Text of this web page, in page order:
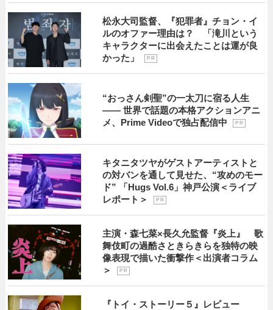
松永大司監督、『犯罪者』チョン・イ
ルのオファー理由は？ 「滝川という
キャラクターに出会えたことは運が良
かった」
P R
“おっさん剣聖”の一太刀に宿る人生
―― 世界で話題の本格アクションアニ
メ、Prime Videoで独占配信中
P R
キタニタツヤがゲストアーティストと
の対バンを通して見せた、“攻めのモー
ド” 「Hugs Vol.6」神戸公演＜ライブ
レポート＞
P R
主演・森七菜×長久允監督『炎上』 歌
舞伎町の過酷さときらきらを独特の映
像表現で描いた衝撃作＜出演者コラム
＞
P R
『トイ・ストーリー５』レビュー